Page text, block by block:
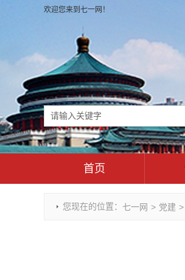
欢迎您来到七一网！
首页
重庆市
您现在的位置： 七一网 > 党建 >